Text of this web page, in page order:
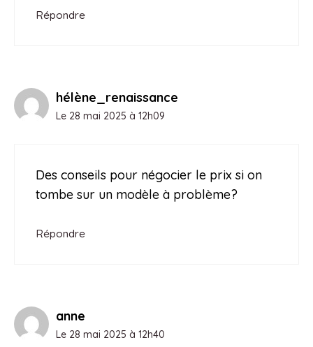
Répondre
hélène_renaissance
Le 28 mai 2025 à 12h09
Des conseils pour négocier le prix si on
tombe sur un modèle à problème?
Répondre
anne
Le 28 mai 2025 à 12h40